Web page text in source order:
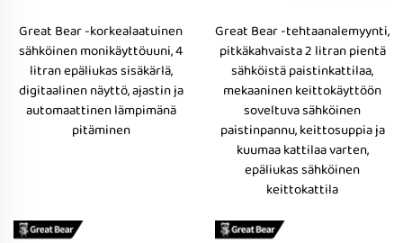
Great Bear -korkealaatuinen
sähköinen monikäyttöuuni, 4
litran epäliukas sisäkärlä,
digitaalinen näyttö, ajastin ja
automaattinen lämpimänä
pitäminen
Great Bear -tehtaanalemyynti,
pitkäkahvaista 2 litran pientä
sähköistä paistinkattilaa,
mekaaninen keittokäyttöön
soveltuva sähköinen
paistinpannu, keittosuppia ja
kuumaa kattilaa varten,
epäliukas sähköinen
keittokattila